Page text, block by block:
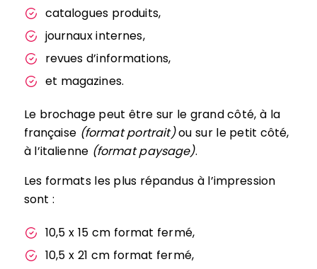
catalogues produits,
journaux internes,
revues d’informations,
et magazines.
Le brochage peut être sur le grand côté, à la
française (format portrait)ou sur le petit côté,
à l’italienne (format paysage).
Les formats les plus répandus à l’impression
sont :
10,5 x 15 cm format fermé,
10,5 x 21 cm format fermé,